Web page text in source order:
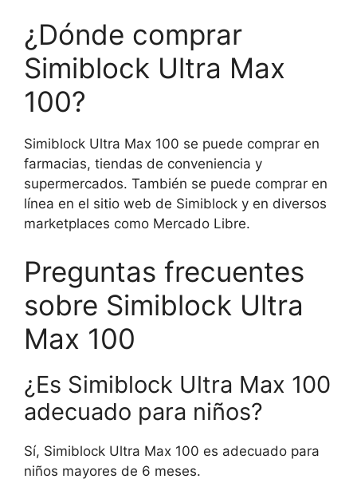
¿Dónde comprar
Simiblock Ultra Max
100?
Simiblock Ultra Max 100 se puede comprar en
farmacias, tiendas de conveniencia y
supermercados. También se puede comprar en
línea en el sitio web de Simiblock y en diversos
marketplaces como Mercado Libre.
Preguntas frecuentes
sobre Simiblock Ultra
Max 100
¿Es Simiblock Ultra Max 100
adecuado para niños?
Sí, Simiblock Ultra Max 100 es adecuado para
niños mayores de 6 meses.